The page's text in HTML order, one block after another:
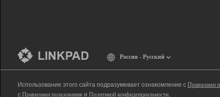
Россия - Русский
Использование этого сайта подразумевает ознакомление с Правилами
с Правилами пользования и Политикой конфиденциальности.